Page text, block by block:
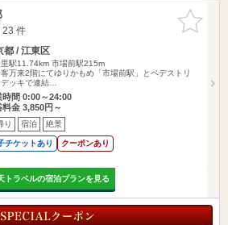
お気に入
りに追加
件
都 / 江東区
里駅11.74km 市場前駅215m
万来2階にてゆりかもめ「市場前駅」とペデストリ
ッキで連結…
時間 0:00～24:00
料金 3,850円～
り 宿泊 絶景
チケットあり クーポンあり
トラベルの宿泊プランを見る